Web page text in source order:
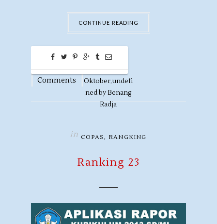
CONTINUE READING
0
Comments
12
Oktober,undefi
ned byBenang
Radja
in COPAS, RANGKING
Ranking 23